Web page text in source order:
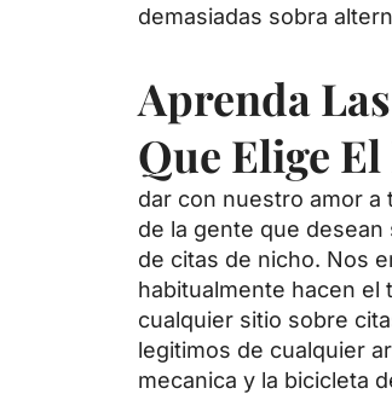
demasiadas sobra
Aprenda
Que Elige
dar con nuestro amor
de la gente que
de citas de nicho. Nos
habitualmente hacen el
cualquier sitio sobre
legitimos de cualquier
mecanica y la bicicleta